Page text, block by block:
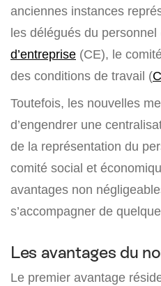
anciennes instances
les délégués du personnel
d’entreprise (CE), le
des conditions de travail (
Toutefois, les nouvelles
d’engendrer une
de la représentation du
comité social et
avantages non
s’accompagner de
Les avantages du
Le premier avantage